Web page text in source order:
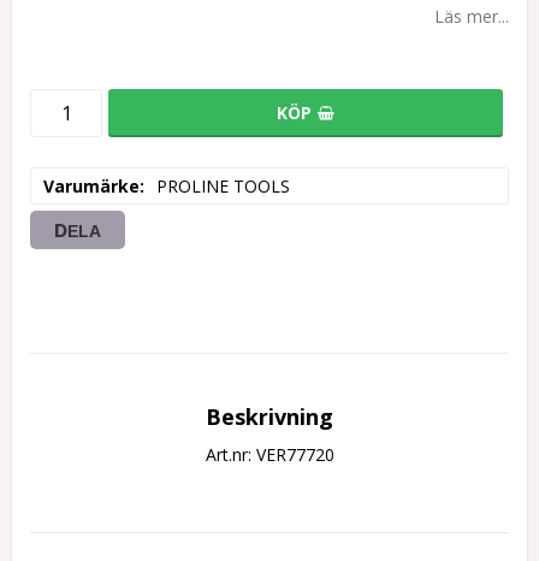
Läs mer...
KÖP
Varumärke PROLINE TOOLS
DELA
Beskrivning
Art.nr: VER77720